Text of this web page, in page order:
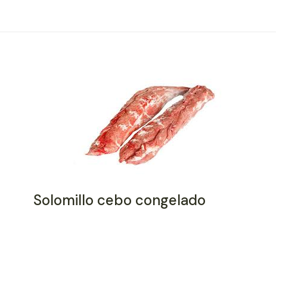
Solomillo cebo congelado